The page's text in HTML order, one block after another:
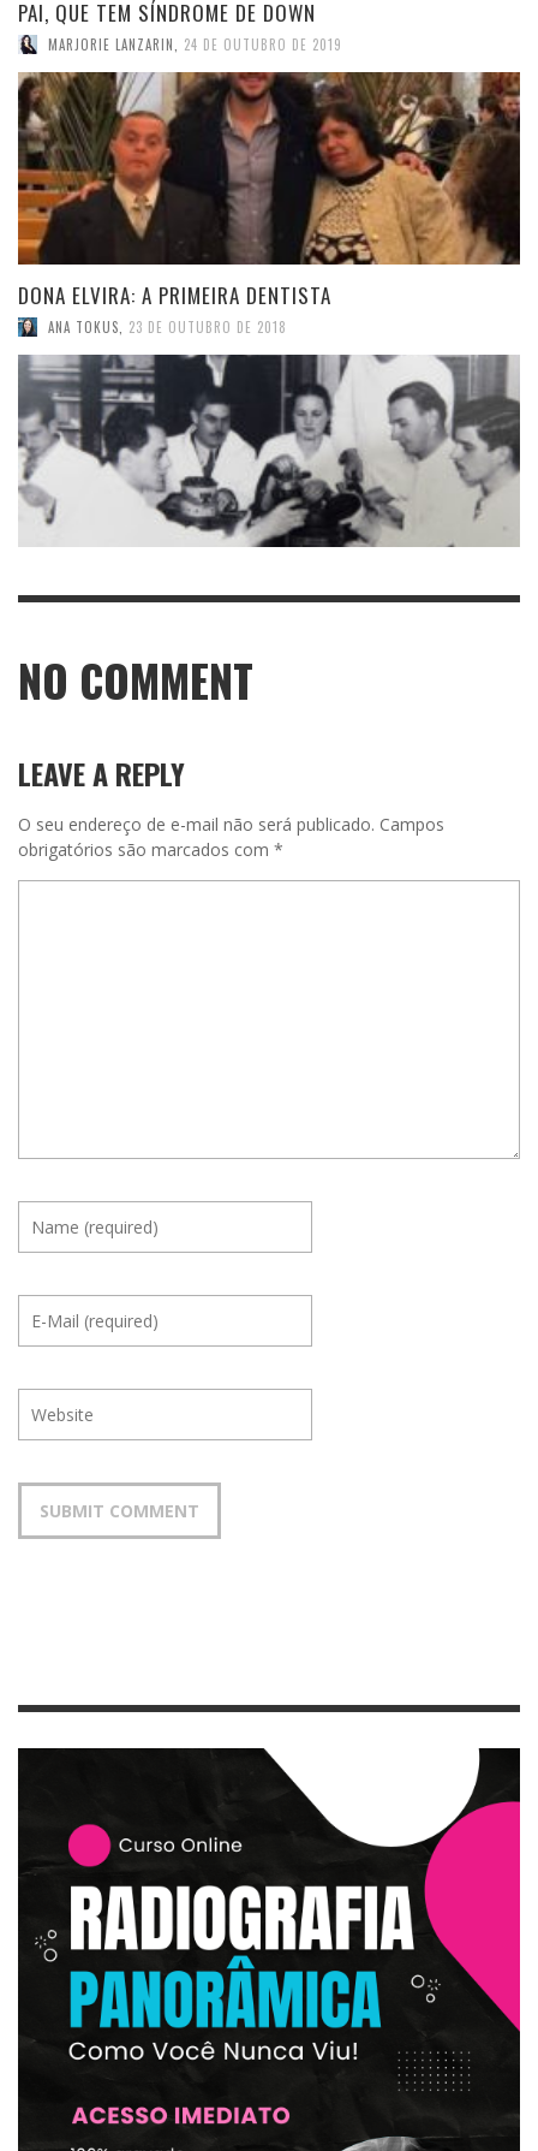
PAI, QUE TEM SÍNDROME DE DOWN
MARJORIE LANZARIN, 24 DE OUTUBRO DE 2019
DONA ELVIRA: A PRIMEIRA DENTISTA
ANA TOKUS 23 DE OUTUBRO DE 2018
NO COMMENT
LEAVE A REPLY
O seu endereço de e-mail não será publicado. Campos
obrigatórios são marcados com *